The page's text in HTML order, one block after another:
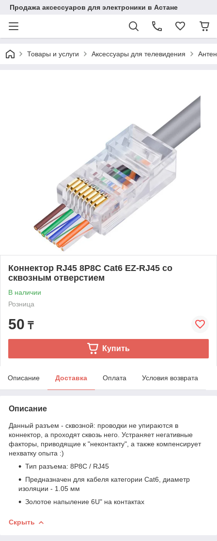
Продажа аксессуаров для электроники в Астане
Товары и услуги Аксессуары для телевидения
Коннектор RJ45 8P8C Cat6 EZ-RJ45 со
сквозным отверстием
В наличии
Розница
50 ₸
Купить
Описание Доставка Оплата Условия возврата
Описание
Данный разъем - сквозной: проводки не упираются в
коннектор, а проходят сквозь него. Устраняет негативные
факторы, приводящие к "неконтакту", а также компенсирует
нехватку опыта :)
Тип разъема: 8P8C / RJ45
Предназначен для кабеля категории Cat6, диаметр
изоляции - 1.05 мм
Золотое напыление 6U" на контактах
Скрыть